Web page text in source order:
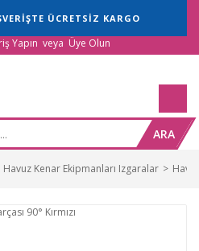
ÜCRETSİZ KARGO
Yapın veya Üye Olun
ARA
Havuz Kenar Ekipmanları Izgaralar